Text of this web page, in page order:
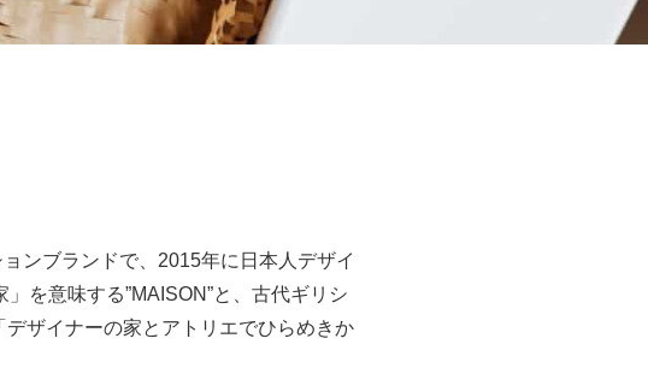
ンブランドで、2015年に日本人デザイ
を意味する”MAISON”と、古代ギリシ
ザイナーの家とアトリエでひらめきか